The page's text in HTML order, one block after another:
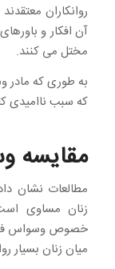
روانکاران
آن افکار و
مختل می کنند.
به طوری که مادر
که سبب ناامیدی
مقایسه
مطالعات نشان
زنان مساوی
خصوص وسواس
میان زنان بسیار